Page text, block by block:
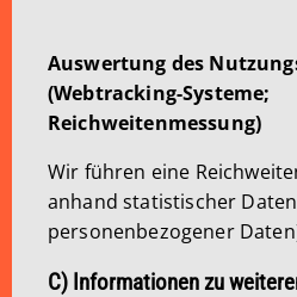
Auswertung des
(Webtracking-Systeme;
Reichweitenmessung)
Wir führen eine
anhand statistischer
personenbezogener
C) Informationen zu